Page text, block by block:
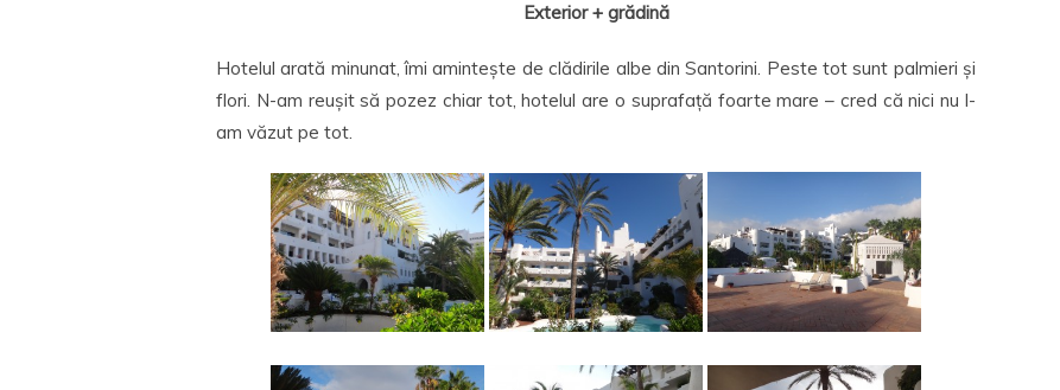
Exterior + grădină
Hotelul arată minunat, îmi amintește de clădirile albe din Santorini. Peste tot sunt palmieri și
flori. N-am reușit să pozez chiar tot, hotelul are o suprafață foarte mare – cred că nici nu l-
am văzut pe tot.